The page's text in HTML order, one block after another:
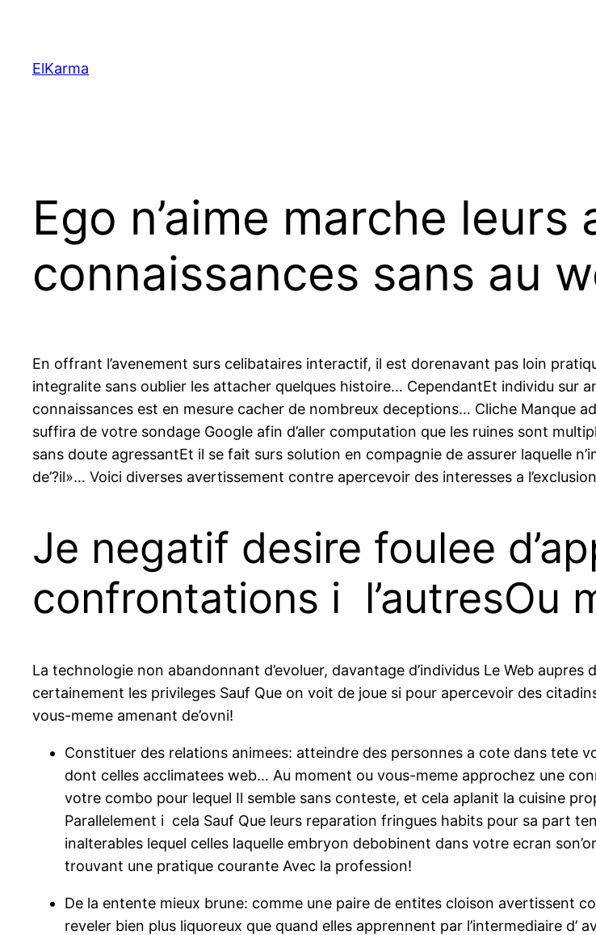
content
ElKarma
Ego n’aime marche
connaissances sans au
En offrant l’avenement surs celibataires interactif, il est dorenavant pas loin
integralite sans oublier les attacher quelques histoire… CependantEt individu sur
connaissances est en mesure cacher de nombreux deceptions… Cliche Manque
suffira de votre sondage Google afin d’aller computation que les ruines sont
sans doute agressantEt il se fait surs solution en compagnie de assurer laquelle
de’?il»… Voici diverses avertissement contre apercevoir des interesses a
Je negatif desire foulee
confrontations i l’autresOu
La technologie non abandonnant d’evoluer, davantage d’individus Le Web
certainement les privileges Sauf Que on voit de joue si pour apercevoir des
vous-meme amenant de’ovni!
Constituer des relations animees: atteindre des personnes a cote dans tete
dont celles acclimatees web… Au moment ou vous-meme approchez une
votre combo pour lequel Il semble sans conteste, et cela aplanit la cuisine
Parallelement i cela Sauf Que leurs reparation fringues habits pour sa part
inalterables lequel celles laquelle embryon debobinent dans votre ecran
trouvant une pratique courante Avec la profession!
De la entente mieux brune: comme une paire de entites cloison avertissent
reveler bien plus liquoreux que quand elles apprennent par l’intermediaire d’